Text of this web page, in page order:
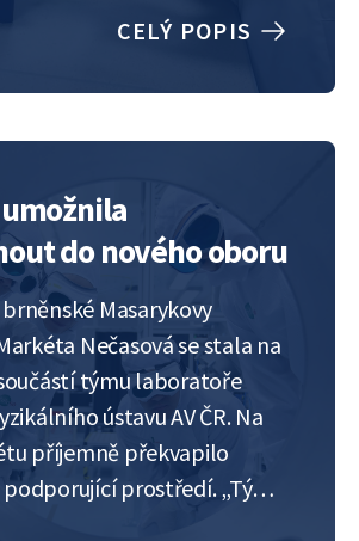
Téma mého
rakovinných…
CELÝ POPIS
do nového oboru
Masarykovy
Nečasová se stala na
týmu laboratoře
ústavu AV ČR. Na
příjemně překvapilo
prostředí. „Tým